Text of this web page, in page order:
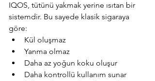
IQOS, tütünü yakmak yerine ısıtan bir
sistemdir. Bu sayede klasik sigaraya
göre:
Kül oluşmaz
Yanma olmaz
Daha az yoğun koku oluşur
Daha kontrollü kullanım sunar